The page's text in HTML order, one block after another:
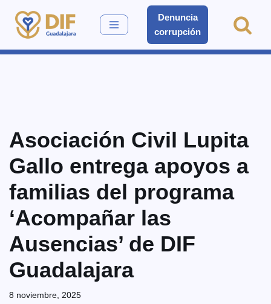
Saltar
Denuncia
corrupción
Asociación Civil Lupita
Gallo entrega apoyos a
familias del programa
‘Acompañar las
Ausencias’ de DIF
Guadalajara
8 noviembre, 2025